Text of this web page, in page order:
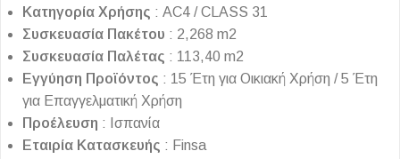
Κατηγορία Χρήσης : AC4 / CLASS 31
Συσκευασία Πακέτου : 2,268 m2
Συσκευασία Παλέτας : 113,40 m2
Εγγύηση Προϊόντος : 15 Έτη για Οικιακή Χρήση /5 Έτη
για Επαγγελματική Χρήση
Προέλευση : Ισπανία
Εταιρία Κατασκευής : Finsa